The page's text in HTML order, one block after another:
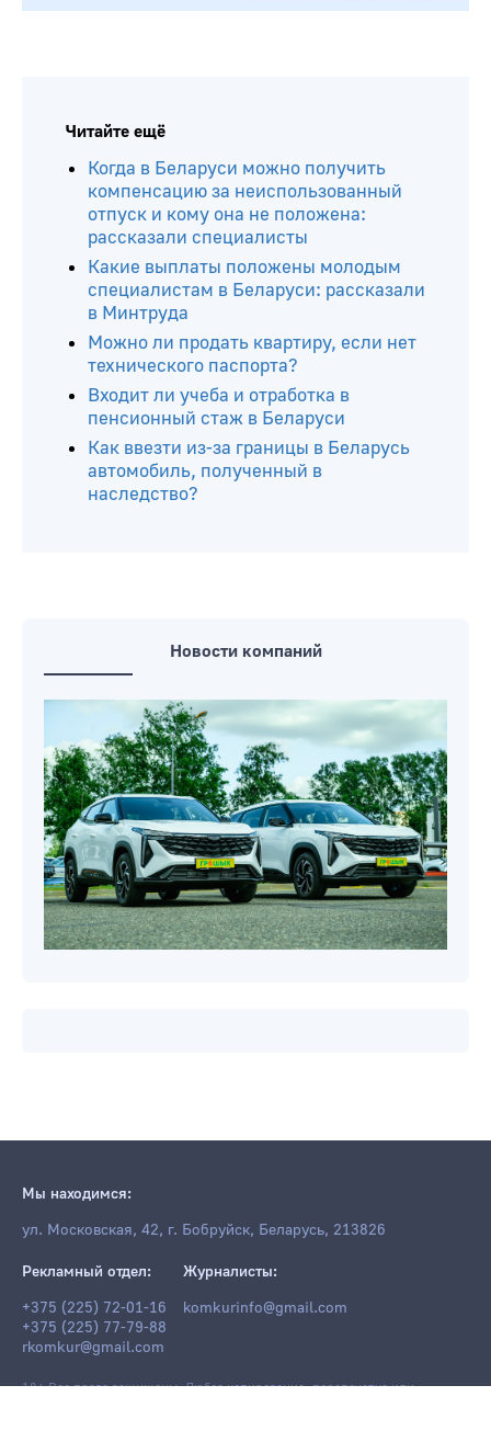
Читайте ещё
Когда в Беларуси можно получить
компенсацию за неиспользованный
отпуск и кому она не положена:
рассказали специалисты
Какие выплаты положены молодым
специалистам в Беларуси: рассказали
в Минтруда
Можно ли продать квартиру, если нет
технического паспорта?
Входит ли учеба и отработка в
пенсионный стаж в Беларуси
Как ввезти из-за границы в Беларусь
автомобиль, полученный в
наследство?
Новости компаний
Мы находимся:
ул. Московская, 42, г. Бобруйск, Беларусь, 213826
Рекламный отдел:
+375 (225) 72-01-16
+375 (225) 77-79-88
rkomkur@gmail.com
Журналисты:
komkurinfo@gmail.com
18+ Все права защищены. Любое копирование, перепечатка или